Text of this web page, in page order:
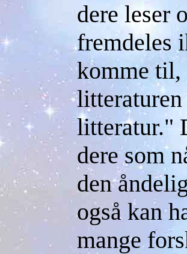
dere leser
fremdeles
komme til,
litteratur."
dere som
den
også kan
mange